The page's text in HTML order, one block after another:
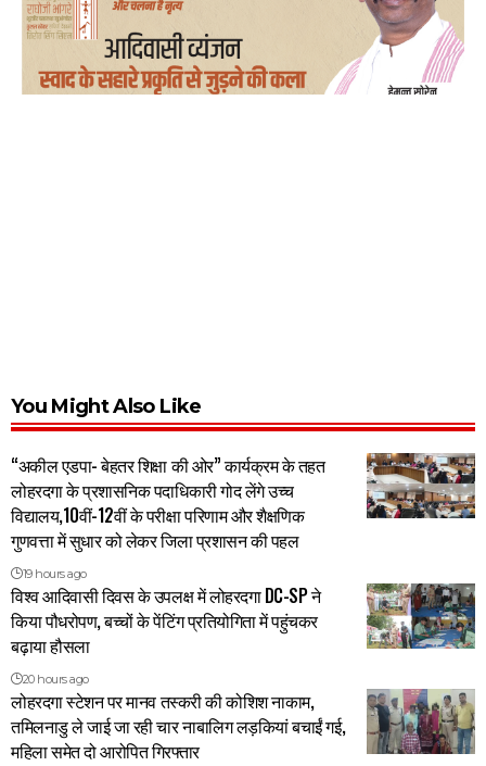
You Might Also Like
“अकील एडपा- बेहतर शिक्षा की ओर” कार्यक्रम के तहत
लोहरदगा के प्रशासनिक पदाधिकारी गोद लेंगे उच्च
विद्यालय,10वीं-12वीं के परीक्षा परिणाम और शैक्षणिक
गुणवत्ता में सुधार को लेकर जिला प्रशासन की पहल
19 hours ago
विश्व आदिवासी दिवस के उपलक्ष में लोहरदगा DC-SP ने
किया पौधरोपण, बच्चों के पेंटिंग प्रतियोगिता में पहुंचकर
बढ़ाया हौसला
20 hours ago
लोहरदगा स्टेशन पर मानव तस्करी की कोशिश नाकाम,
तमिलनाडु ले जाई जा रही चार नाबालिग लड़कियां बचाईं गई,
महिला समेत दो आरोपित गिरफ्तार